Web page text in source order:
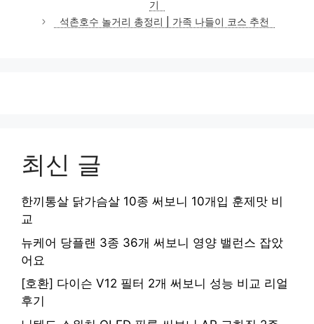
리
기
석촌호수 놀거리 총정리 | 가족 나들이 코스 추천
최신 글
한끼통살 닭가슴살 10종 써보니 10개입 훈제맛 비
교
뉴케어 당플랜 3종 36개 써보니 영양 밸런스 잡았
어요
[호환] 다이슨 V12 필터 2개 써보니 성능 비교 리얼
후기